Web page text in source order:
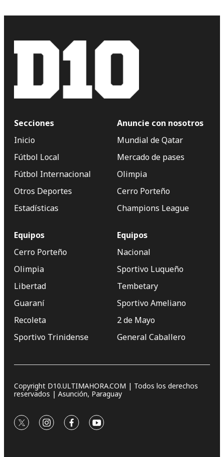
Secciones
Inicio
Fútbol Local
Fútbol Internacional
Otros Deportes
Estadísticas
Anuncie con nosotros
Mundial de Qatar
Mercado de pases
Olimpia
Cerro Porteño
Champions League
Equipos
Cerro Porteño
Olimpia
Libertad
Guaraní
Recoleta
Sportivo Trinidense
Equipos
Nacional
Sportivo Luqueño
Tembetary
Sportivo Ameliano
2 de Mayo
General Caballero
Copyright D10.ULTIMAHORA.COM | Todos los derechos
reservados | Asunción, Paraguay
twitterinstagram
facebookyoutube